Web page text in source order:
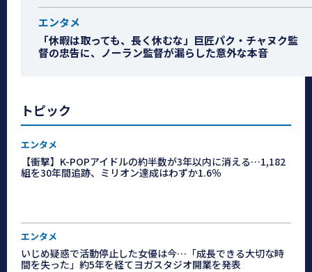
エンタメ
「休暇は取っても、長く休むな」巨匠パク・チャヌク監
督の忠告に、ノーラン監督が漏らした意外な本音
トピック
エンタメ
【衝撃】K-POPアイドルの約半数が3年以内に消える…1,182
組を30年間追跡、ミリオン達成はわずか1.6％
エンタメ
いじめ疑惑で活動停止した女優は今…「成長できる大切な時
間を失った」約5年を経てヨガスタジオ開業を発表